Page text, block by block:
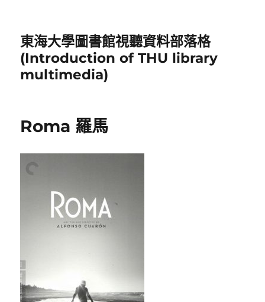
東海大學圖書館視聽資料部落格
(Introduction of THU library
multimedia)
Roma 羅馬